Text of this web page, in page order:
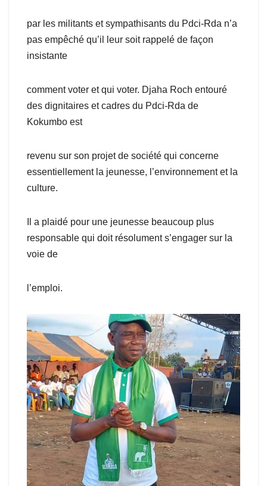
par les militants et sympathisants du Pdci-Rda n’a
pas empêché qu’il leur soit rappelé de façon
insistante
comment voter et qui voter. Djaha Roch entouré
des dignitaires et cadres du Pdci-Rda de
Kokumbo est
revenu sur son projet de société qui concerne
essentiellement la jeunesse, l’environnement et la
culture.
Il a plaidé pour une jeunesse beaucoup plus
responsable qui doit résolument s’engager sur la
voie de
l’emploi.